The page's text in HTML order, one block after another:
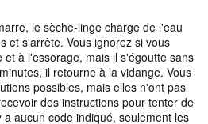
le sèche-linge charge de l'eau
et s'arrête. Vous ignorez si vous
à l'essorage, mais il s'égoutte sans
il retourne à la vidange. Vous
possibles, mais elles n'ont pas
des instructions pour tenter de
aucun code indiqué, seulement les